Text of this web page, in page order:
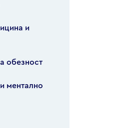
и
обезност
ментално